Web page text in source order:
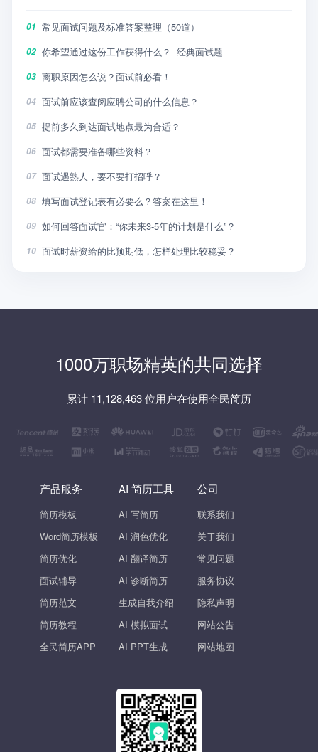
01 常见面试问题及标准答案整理（50道）
02 你希望通过这份工作获得什么？--经典面试题
03 离职原因怎么说？面试前必看！
04 面试前应该查阅应聘公司的什么信息？
05 提前多久到达面试地点最为合适？
06 面试都需要准备哪些资料？
07 面试遇熟人，要不要打招呼？
08 填写面试登记表有必要么？答案在这里！
09 如何回答面试官：“你未来3-5年的计划是什么”？
10 面试时薪资给的比预期低，怎样处理比较稳妥？
1000万职场精英的共同选择
累计 11,128,463 位用户在使用全民简历
产品服务
简历模板
Word简历模板
简历优化
面试辅导
简历范文
简历教程
全民简历APP
AI 简历工具
AI 写简历
AI 润色优化
AI 翻译简历
AI 诊断简历
生成自我介绍
AI 模拟面试
AI PPT生成
公司
联系我们
关于我们
常见问题
服务协议
隐私声明
网站公告
网站地图